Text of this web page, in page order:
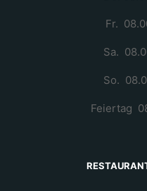
Fr.
Sa.
So.
Feiertag